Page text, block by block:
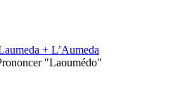
+ L’Aumeda
"Laoumédo"